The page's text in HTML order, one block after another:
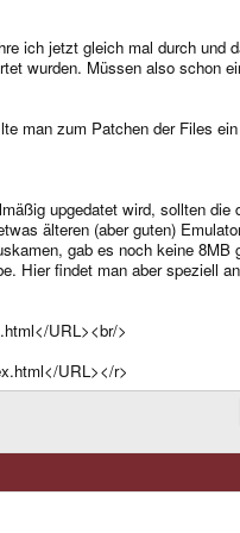
ich jetzt gleich mal durch und
wurden. Müssen also schon
man zum Patchen der Files
upgedatet wird, sollten
älteren (aber guten)
gab es noch keine 8MB
Hier findet man aber speziell
URL><br/>
URL></r>